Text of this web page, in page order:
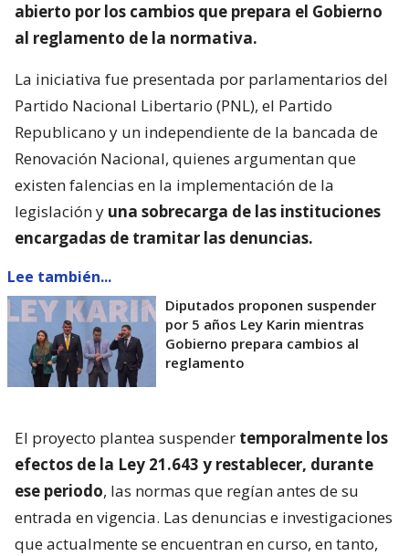
abierto por los cambios que prepara el Gobierno
al reglamento de la normativa.
La iniciativa fue presentada por parlamentarios del
Partido Nacional Libertario (PNL), el Partido
Republicano y un independiente de la bancada de
Renovación Nacional, quienes argumentan que
existen falencias en la implementación de la
legislación y una sobrecarga de las instituciones
encargadas de tramitar las denuncias.
Lee también...
Diputados proponen suspender
por 5 años Ley Karin mientras
Gobierno prepara cambios al
reglamento
El proyecto plantea suspender temporalmente los
efectos de la Ley 21.643 y restablecer, durante
ese periodo, las normas que regían antes de su
entrada en vigencia. Las denuncias e investigaciones
que actualmente se encuentran en curso, en tanto,